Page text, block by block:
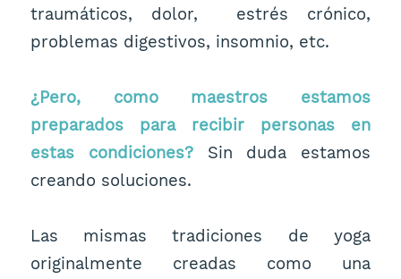
traumáticos, dolor, estrés crónico,
problemas digestivos, insomnio, etc.
¿Pero, como maestros estamos
preparados para recibir personas en
estas condiciones? Sin duda estamos
creando soluciones.
Las mismas tradiciones de yoga
originalmente creadas como una